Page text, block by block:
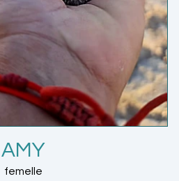
AMY
femelle